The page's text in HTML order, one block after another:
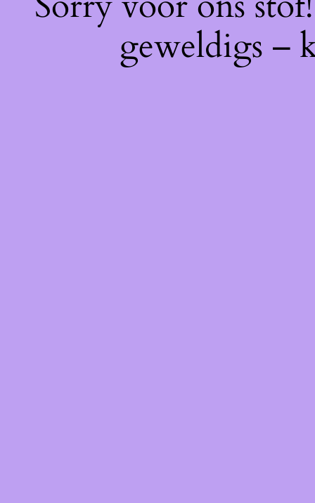
geweldigs –